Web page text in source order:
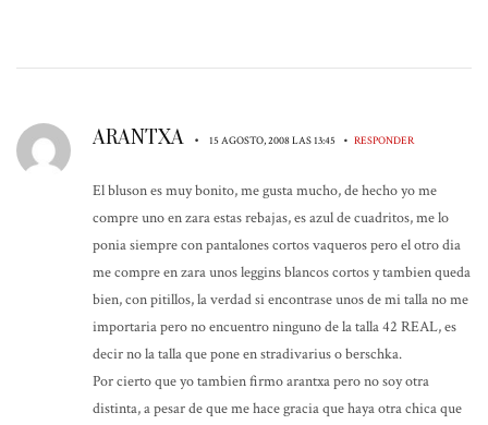
ARANTXA • 15 AGOSTO, 2008 LAS 13:45 • RESPONDER
El bluson es muy bonito, me gusta mucho, de hecho yo me
compre uno en zara estas rebajas, es azul de cuadritos, me lo
ponia siempre con pantalones cortos vaqueros pero el otro dia
me compre en zara unos leggins blancos cortos y tambien queda
bien, con pitillos, la verdad si encontrase unos de mi talla no me
importaria pero no encuentro ninguno de la talla 42 REAL, es
decir no la talla que pone en stradivarius o berschka.
Por cierto que yo tambien firmo arantxa pero no soy otra
distinta, a pesar de que me hace gracia que haya otra chica que